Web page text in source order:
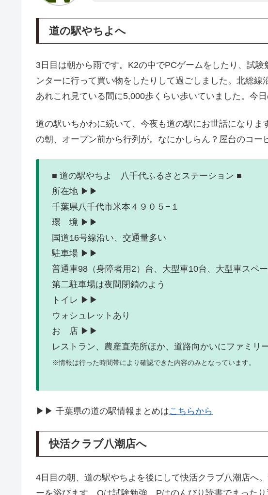
道の駅やちよへ
3日目は朝から雨です。K2の中でPCゲームをしたり、試
ンターに行って買い物をしたりして過ごしました。北総線
あれこれ見ている間に5,000歩くらい歩いていました。今
道の駅いちかわに続いて、今夜も道の駅にお世話になりま
の朝、オープン前から行列が。なにかしらん？屋台のコー
■ 道の駅やちよ 八千代ふるさとステーション ■
所在地 ▶▶
千葉県八千代市米本４９０５−１
環 境 ▶▶
国道16号線沿い、交通量多い
駐車場 ▶▶
普通車98（身障者用2）台、大型車10台、大型車スペ
第二駐車場は夜間閉鎖のよう
トイレ ▶▶
ウォシュレットあり
お 店 ▶▶
レストラン、農産直売所ほか、道路向かいにファミリ
※情報は行った時間帯により確認できた内容のみとなっています。
▶▶ 千葉県の道の駅情報まとめはこちらから
快活クラブ八潮店へ
4日目の朝、道の駅やちよを後にして快活クラブ八潮店へ